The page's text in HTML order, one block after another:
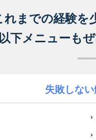
れまでの経験を
以下メニューも
失敗しな